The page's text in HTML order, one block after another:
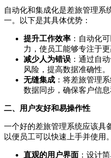
自动化和集成化是差旅管理系
一。以下是其具体优势：
提升工作效率 ：自动化
力，使员工能够专注于更
减少人为错误 ：通过自
风险，提高数据准确性。
无缝集成 ：将差旅管理
数据同步，确保客户信息
二、用户友好和易操作性
一个好的差旅管理系统应该具
以便员工可以快速上手并使用
直观的用户界面 ：设计